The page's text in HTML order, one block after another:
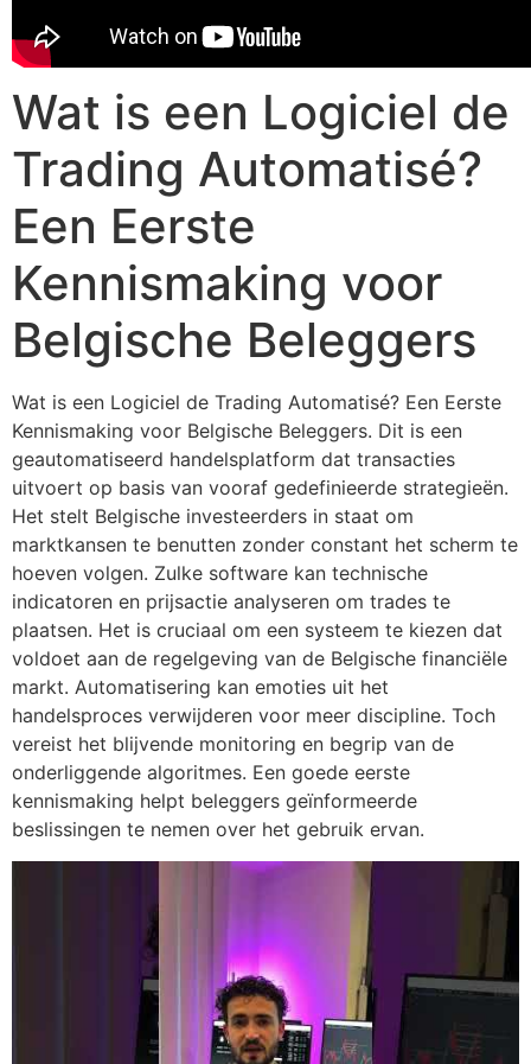
Wat is een Logiciel de
Trading Automatisé?
Een Eerste
Kennismaking voor
Belgische Beleggers
Wat is een Logiciel de Trading Automatisé? Een Eerste
Kennismaking voor Belgische Beleggers. Dit is een
geautomatiseerd handelsplatform dat transacties
uitvoert op basis van vooraf gedefinieerde strategieën.
Het stelt Belgische investeerders in staat om
marktkansen te benutten zonder constant het scherm te
hoeven volgen. Zulke software kan technische
indicatoren en prijsactie analyseren om trades te
plaatsen. Het is cruciaal om een systeem te kiezen dat
voldoet aan de regelgeving van de Belgische financiële
markt. Automatisering kan emoties uit het
handelsproces verwijderen voor meer discipline. Toch
vereist het blijvende monitoring en begrip van de
onderliggende algoritmes. Een goede eerste
kennismaking helpt beleggers geïnformeerde
beslissingen te nemen over het gebruik ervan.